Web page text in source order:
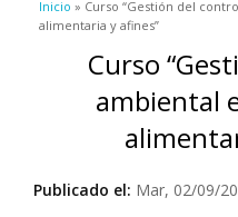
Se encuentra usted aquí
Inicio » Curso “Gestión del
alimentaria y afines”
Curso
ambiental
Publicado el: Mar, 02/09/